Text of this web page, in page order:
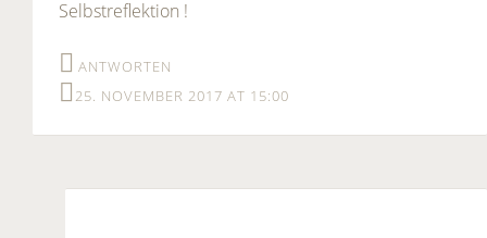
Selbstreflektion !
ANTWORTEN
25. NOVEMBER 2017 AT 15:00